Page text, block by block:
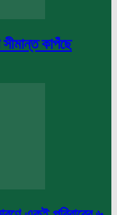
সীমান্ত কাপঁছে